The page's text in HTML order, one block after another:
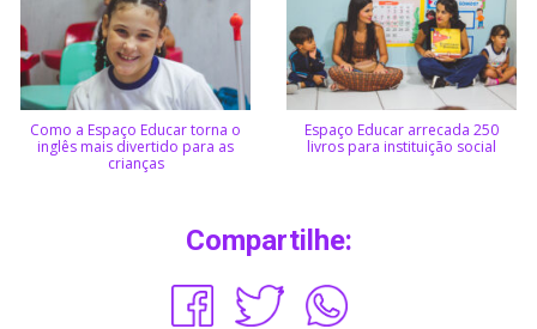
Como a Espaço Educar torna o
inglês mais divertido para as
crianças
Espaço Educar arrecada 250
livros para instituição social
Compartilhe: